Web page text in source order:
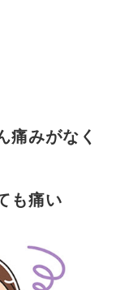
痛みがなく
も痛い